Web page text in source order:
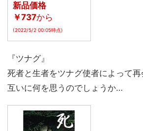
新品価格
￥737から
(2022/5/2 00:05時点)
『ツナグ』
死者と生者をツナグ使者によって再
互いに何を思うのでしょうか…